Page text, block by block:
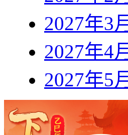
2027年3
2027年4
2027年5